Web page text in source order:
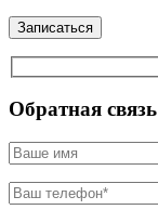
Обратная связь